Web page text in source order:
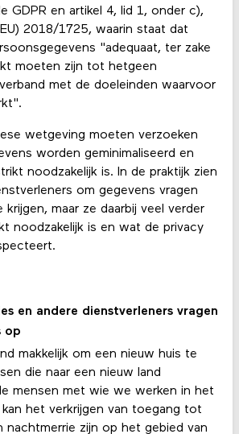
GDPR en artikel 4, lid 1, onder c),
2018/1725, waarin staat dat
"adequaat, ter zake
moeten zijn tot hetgeen
met de doeleinden waarvoor
wetgeving moeten verzoeken
worden geminimaliseerd en
noodzakelijk is. In de praktijk zien
om gegevens vragen
maar ze daarbij veel verder
noodzakelijk is en wat de privacy
en andere dienstverleners vragen
op
makkelijk om een nieuw huis te
die naar een nieuw land
mensen met wie we werken in het
het verkrijgen van toegang tot
nachtmerrie zijn op het gebied van